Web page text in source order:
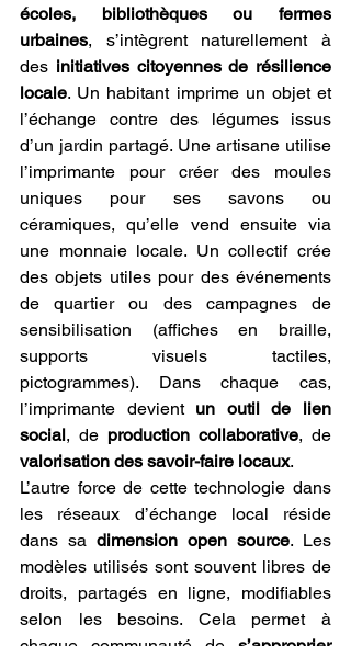
écoles, bibliothèques ou fermes
urbaines, s’intègrent naturellement à
des initiatives citoyennes de résilience
locale. Un habitant imprime un objet et
l’échange contre des légumes issus
d’un jardin partagé. Une artisane utilise
l’imprimante pour créer des moules
uniques pour ses savons ou
céramiques, qu’elle vend ensuite via
une monnaie locale. Un collectif crée
des objets utiles pour des événements
de quartier ou des campagnes de
sensibilisation (affiches en braille,
supports visuels tactiles,
pictogrammes). Dans chaque cas,
l’imprimante devient un outil de lien
social, de production collaborative
valorisation des savoir-faire locaux.
L’autre force de cette technologie dans
les réseaux d’échange local réside
dans sa dimension open source. Les
modèles utilisés sont souvent libres de
droits, partagés en ligne, modifiables
selon les besoins. Cela permet à